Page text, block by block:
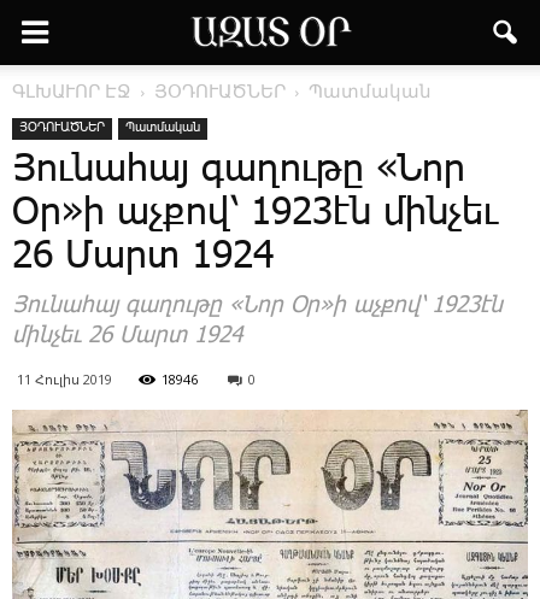
ԳԼԽԱՒՈՐ ԷՋ ՅՕԴՈՒԱԾՆԵՐ Պատմական
ՅՕԴՈՒԱԾՆԵՐ Պատմական
Յունահայ գաղութը «Նոր
Օր»ի աչքով՝ 1923էն մինչեւ
26 Մարտ 1924
Յունահայ գաղութը «Նոր Օր»ի աչքով՝ 1923էն
մինչեւ 26 Մարտ 1924
11 Հուլիս 2019 18946 0